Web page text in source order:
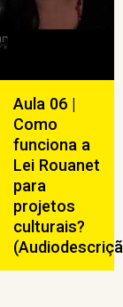
Aula 06 |
Como
funciona a
Lei Rouanet
para
projetos
culturais?